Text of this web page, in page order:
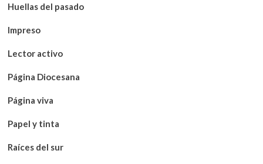
Huellas del pasado
Impreso
Lector activo
Página Diocesana
Página viva
Papel y tinta
Raíces del sur